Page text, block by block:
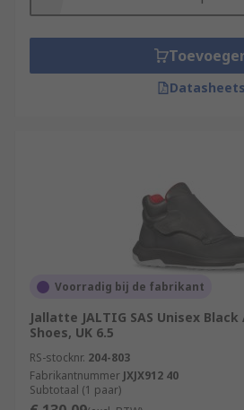
Datasheets
Voorradig bij de fabrikant
Jallatte JALTIG SAS Unisex
Shoes, UK 6.5
RS-stocknr. 204-803
Fabrikantnummer JXJX912 40
Subtotaal (1 paar)